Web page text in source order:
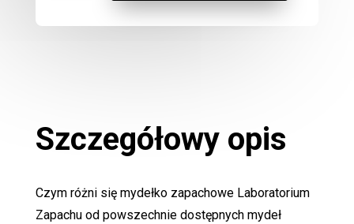
Szczegółowy opis
Czym różni się mydełko zapachowe Laboratorium
Zapachu od powszechnie dostępnych mydeł